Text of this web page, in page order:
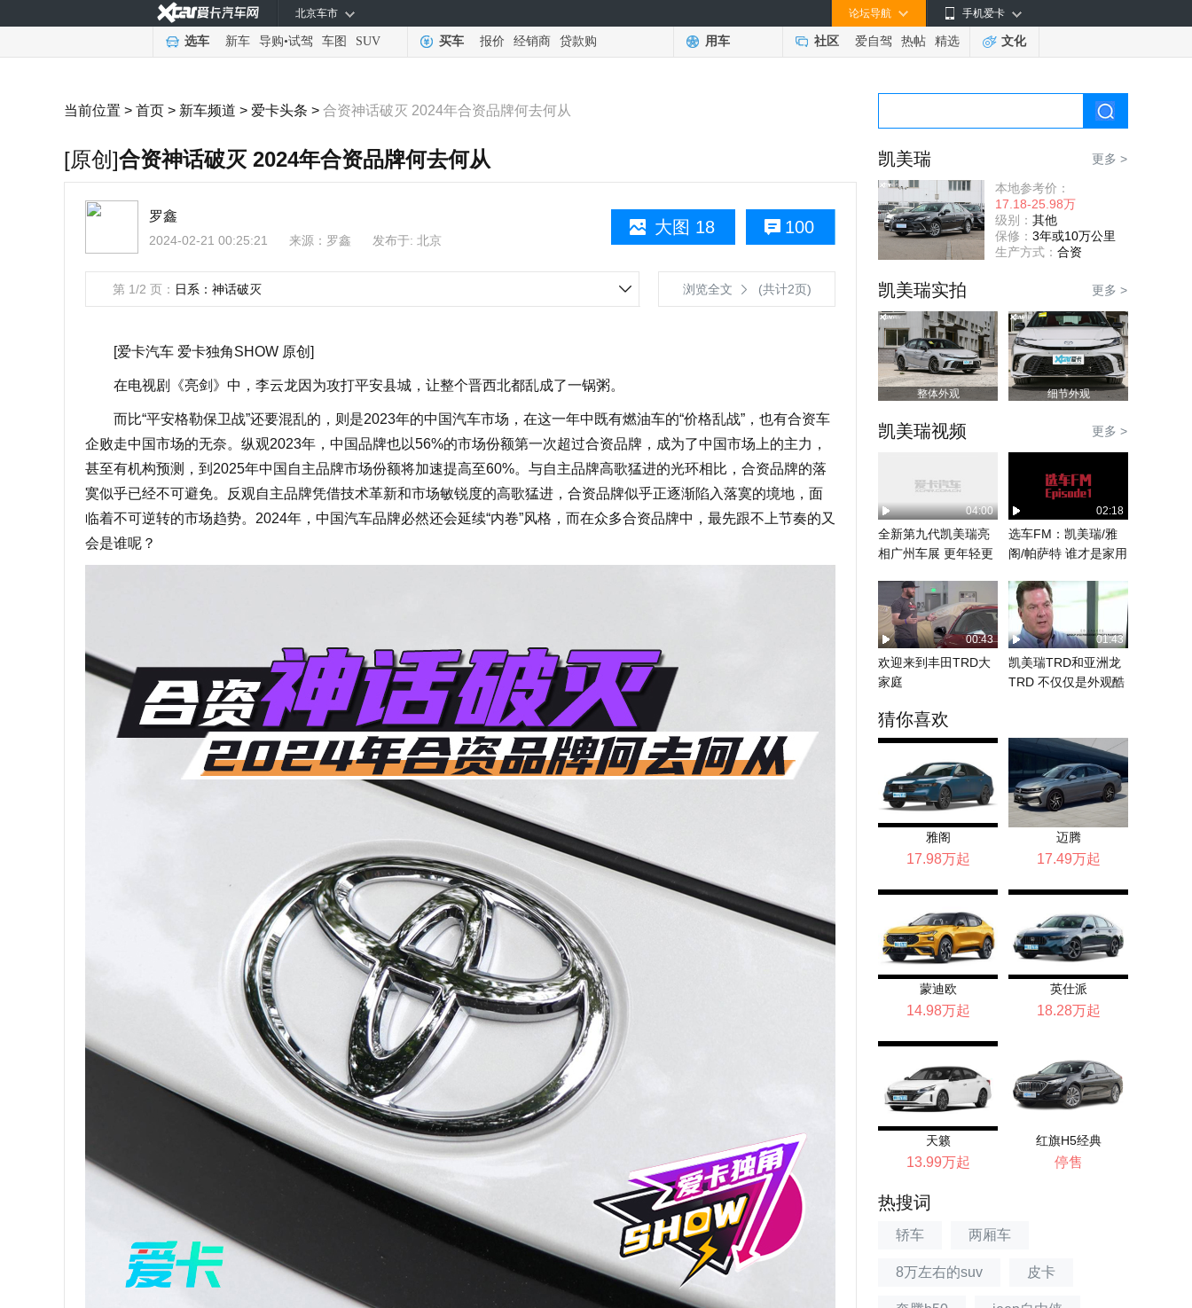
手机爱卡
论坛导航
北京车市
选车 新车 导购•试驾 车图 SUV 买车 报价 经销商 贷款购 用车 社区 爱自驾 热帖 精选 文化
当前位置 > 首页 > 新车频道 > 爱卡头条 > 合资神话破灭 2024年合资品牌何去何从
[原创]合资神话破灭 2024年合资品牌何去何从
100
大图 18
罗鑫
2024-02-21 00:25:21 来源： 罗鑫 发布于: 北京
第 1/2 页： 日系：神话破灭 浏览全文 (共计2页)
[爱卡汽车 爱卡独角SHOW 原创]
在电视剧《亮剑》中，李云龙因为攻打平安县城，让整个晋西北都乱成了一锅粥。
而比“平安格勒保卫战”还要混乱的，则是2023年的中国汽车市场，在这一年中既有燃油车的“价格乱战”，也有合资车
企败走中国市场的无奈。纵观2023年，中国品牌也以56%的市场份额第一次超过合资品牌，成为了中国市场上的主力，
甚至有机构预测，到2025年中国自主品牌市场份额将加速提高至60%。与自主品牌高歌猛进的光环相比，合资品牌的落
寞似乎已经不可避免。反观自主品牌凭借技术革新和市场敏锐度的高歌猛进，合资品牌似乎正逐渐陷入落寞的境地，面
临着不可逆转的市场趋势。2024年，中国汽车品牌必然还会延续“内卷”风格，而在众多合资品牌中，最先跟不上节奏的又
会是谁呢？
凯美瑞 更多 >
本地参考价：
17.18-25.98万
级别： 其他
保修： 3年或10万公里
生产方式： 合资
凯美瑞实拍 更多 >
整体外观 细节外观
凯美瑞视频 更多 >
04:00
全新第九代凯美瑞亮
相广州车展 更年轻更
02:18
选车FM：凯美瑞/雅
阁/帕萨特 谁才是家用
00:43
欢迎来到丰田TRD大
家庭
01:43
凯美瑞TRD和亚洲龙
TRD 不仅仅是外观酷
猜你喜欢
雅阁
17.98万起
迈腾
17.49万起
蒙迪欧
14.98万起
英仕派
18.28万起
天籁
13.99万起
红旗H5经典
停售
热搜词
轿车 两厢车
8万左右的suv 皮卡